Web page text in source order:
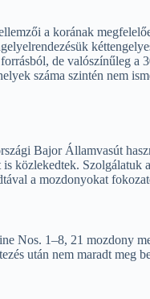
a korának
de valószínűleg
száma szintén nem
Bajor Államvasút
közlekedtek. Szolgálatuk
a mozdonyokat
Nos. 1–8, 21 mozdony
után nem maradt meg